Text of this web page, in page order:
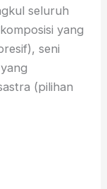
seluruh
yang
seni
(pilihan